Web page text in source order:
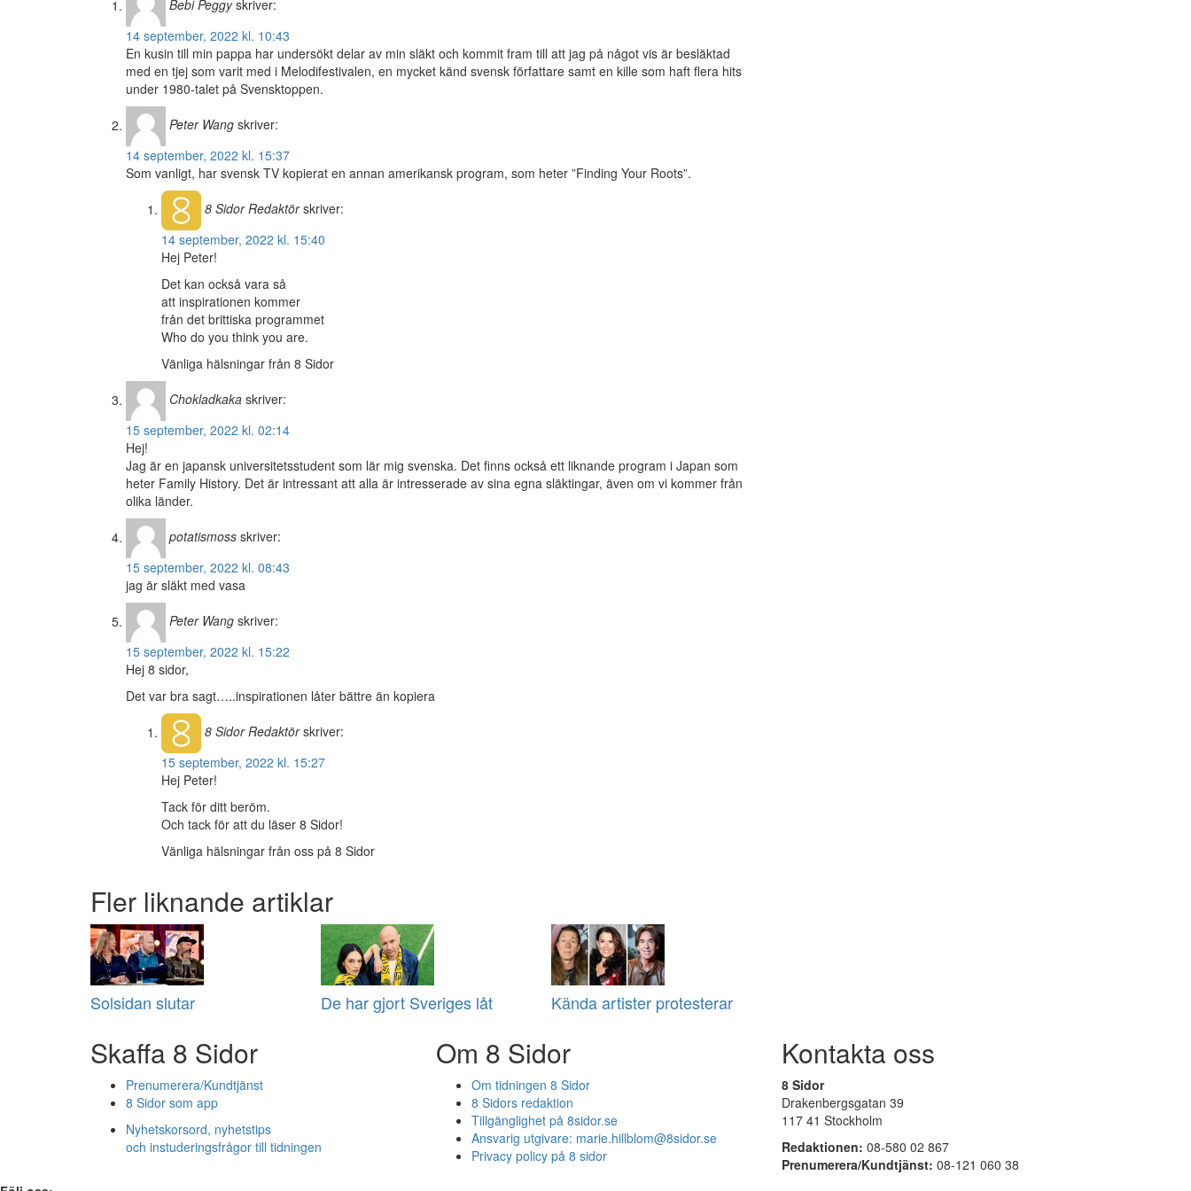
Bebi Peggy skriver:
14 september, 2022 kl. 10:43
En kusin till min pappa har undersökt delar av min släkt och kommit fram till att jag på något vis är besläktad
med en tjej som varit med i Melodifestivalen, en mycket känd svensk författare samt en kille som haft flera hits
under 1980-talet på Svensktoppen.
Peter Wang skriver:
14 september, 2022 kl. 15:37
Som vanligt, har svensk TV kopierat en annan amerikansk program, som heter ”Finding Your Roots”.
8 SidorRedaktör skriver:
14 september, 2022 kl. 15:40
Hej Peter!
Det kan också vara så
att inspirationen kommer
från det brittiska programmet
Who do you think you are.
Vänliga hälsningar från 8 Sidor
Chokladkaka skriver:
15 september, 2022 kl. 02:14
Hej!
Jag är en japansk universitetsstudent som lär mig svenska. Det finns också ett liknande program i Japan som
heter Family History. Det är intressant att alla är intresserade av sina egna släktingar, även om vi kommer från
olika länder.
potatismoss skriver:
15 september, 2022 kl. 08:43
jag är släkt med vasa
Peter Wang skriver:
15 september, 2022 kl. 15:22
Hej 8 sidor,
Det var bra sagt…..inspirationen låter bättre än kopiera
8 SidorRedaktör skriver:
15 september, 2022 kl. 15:27
Hej Peter!
Tack för ditt beröm.
Och tack för att du läser 8 Sidor!
Vänliga hälsningar från oss på 8 Sidor
Fler liknande artiklar
Solsidan slutar De har gjort Sveriges låt Kända artister protesterar
Skaffa 8 Sidor
Prenumerera/Kundtjänst
8 Sidor som app
Nyhetskorsord, nyhetstips
och instuderingsfrågor till tidningen
Om 8 Sidor
Om tidningen 8 Sidor
8 Sidors redaktion
Tillgänglighet på 8sidor.se
Ansvarig utgivare: marie.hillblom@8sidor.se
Privacy policy på 8 sidor
Kontakta oss
8 Sidor
Drakenbergsgatan 39
117 41 Stockholm
Redaktionen: 08-580 02 867
Prenumerera/Kundtjänst: 08-121 060 38